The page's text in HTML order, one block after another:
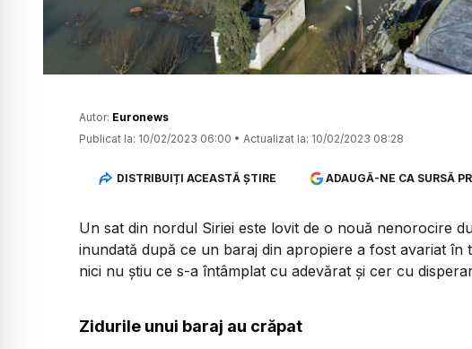
Autor: Euronews
Publicat la: 10/02/2023 06:00 • Actualizat la: 10/02/2023 08:28
DISTRIBUIȚI ACEASTĂ ȘTIRE ADAUGĂ-NE CA SURSĂ
Un sat din nordul Siriei este lovit de o nouă nenorocire
inundată după ce un baraj din apropiere a fost avariat în
nici nu știu ce s-a întâmplat cu adevărat și cer cu
Zidurile unui baraj au crăpat